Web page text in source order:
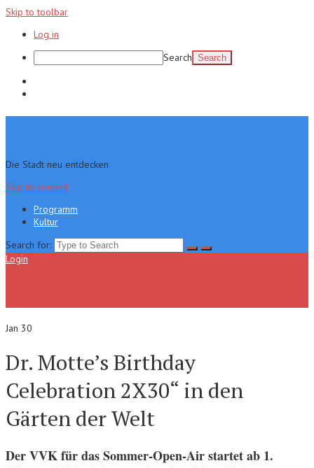
Skip to toolbar
Log in
Search
Die Stadt neu entdecken
Skip to content
Programm
Kultur
Search for:
Login
Jan 30
Dr. Motte’s Birthday
Celebration 2X30“ in den
Gärten der Welt
Der VVK für das Sommer-Open-Air startet ab 1.